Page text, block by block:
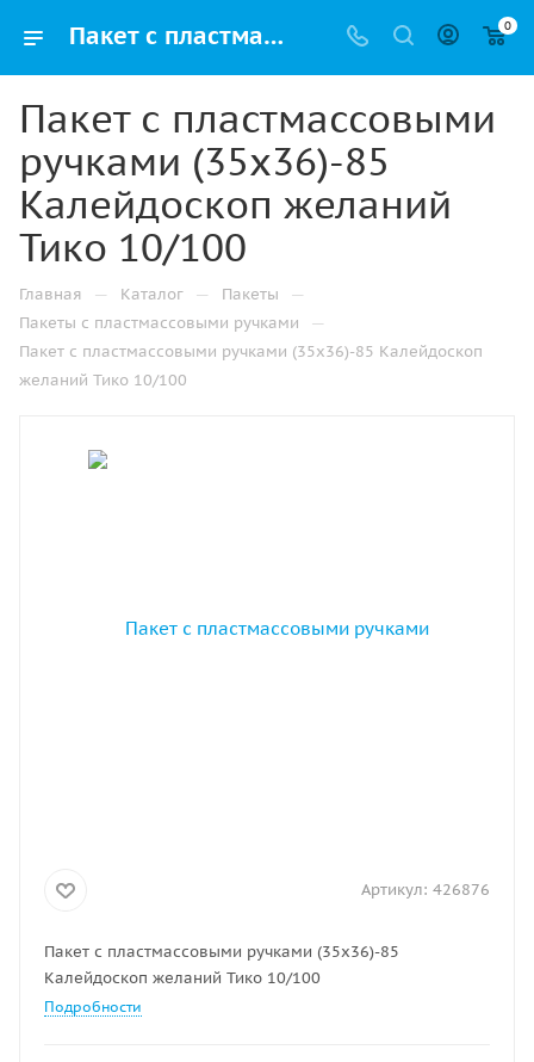
Пакет с пластмассовыми ручками (35х36)-85 Калейдоскоп желаний Тико 10/100 купить в Ижевске с доставкой оптом и в розницу 0
Пакет с пластмассовыми
ручками (35х36)-85
Калейдоскоп желаний
Тико 10/100
Главная — Каталог — Пакеты —
Пакеты с пластмассовыми ручками —
Пакет с пластмассовыми ручками (35х36)-85 Калейдоскоп
желаний Тико 10/100
Артикул: 426876
Пакет с пластмассовыми ручками (35х36)-85
Калейдоскоп желаний Тико 10/100
Подробности